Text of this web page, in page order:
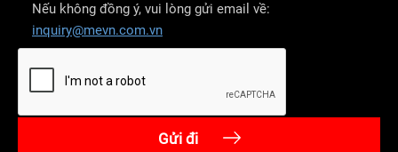
Nếu không đồng ý, vui lòng gửi email về:
inquiry@mevn.com.vn
Gửi đi